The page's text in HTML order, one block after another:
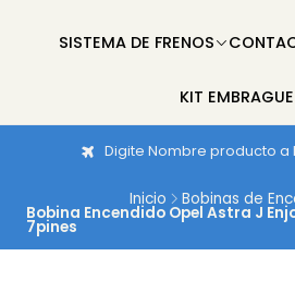
SISTEMA DE FRENOS
KIT EMBRAGUE
Digite Nombre producto a
Inicio Bobinas de
Bobina Encendido Opel Astra J
7pines